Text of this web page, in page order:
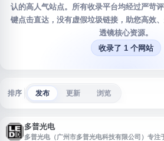
认的高人气站点。所有收录平台均经过严苛
键点击直达，没有虚假垃圾链接，助您高效
透镜核心资源。
收录了 1 个网站
排序 发布 更新 浏览
多普光电
多普光电（广州市多普光电科技有限公司）专注